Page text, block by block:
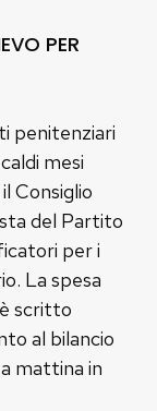
PER
penitenziari
mesi
Consiglio
del Partito
per i
La spesa
scritto
al bilancio
mattina in